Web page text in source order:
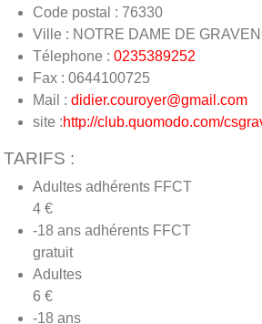
Code postal : 76330
Ville : NOTRE DAME DE
Télephone : 0235389252
Fax : 0644100725
Mail : didier.couroyer@gmail.com
site :http://club.quomodo.com/
TARIFS :
Adultes adhérents FFCT
4 €
-18 ans adhérents FFCT
gratuit
Adultes
6 €
-18 ans